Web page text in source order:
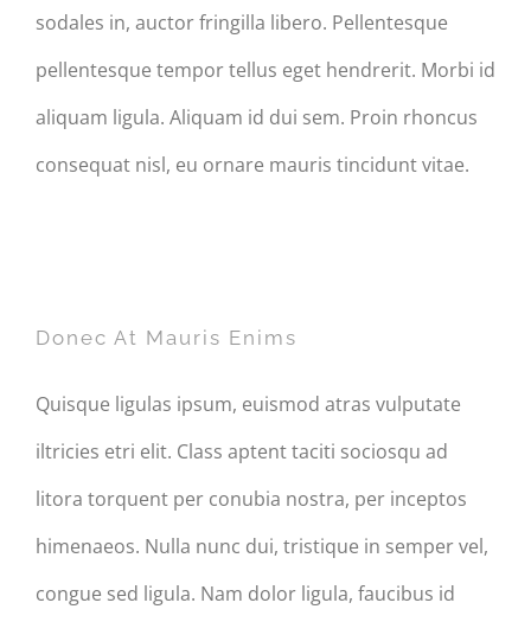
sodales in, auctor fringilla libero. Pellentesque
pellentesque tempor tellus eget hendrerit. Morbi id
aliquam ligula. Aliquam id dui sem. Proin rhoncus
consequat nisl, eu ornare mauris tincidunt vitae.
Donec At Mauris Enims
Quisque ligulas ipsum, euismod atras vulputate
iltricies etri elit. Class aptent taciti sociosqu ad
litora torquent per conubia nostra, per inceptos
himenaeos. Nulla nunc dui, tristique in semper vel,
congue sed ligula. Nam dolor ligula, faucibus id